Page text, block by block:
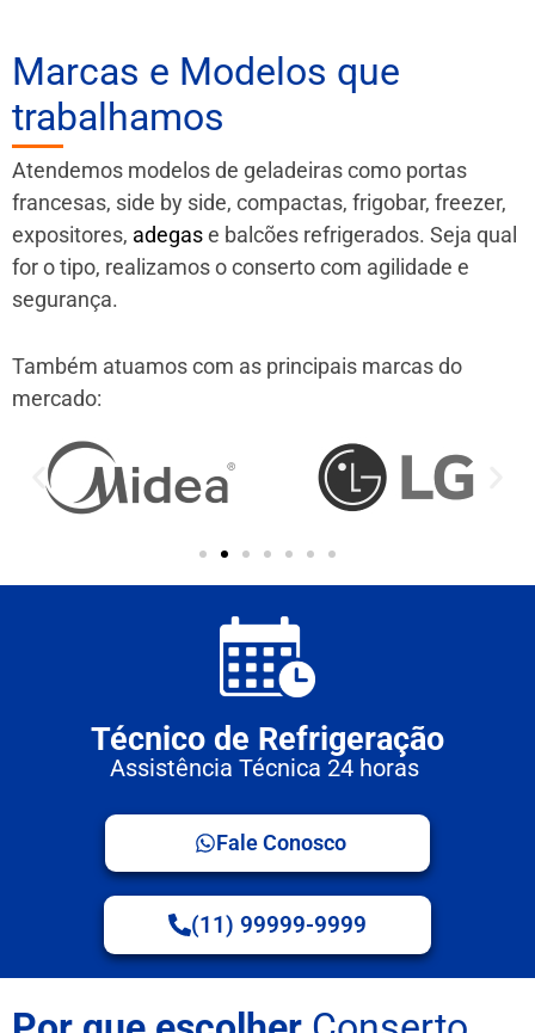
Marcas e Modelos que
trabalhamos
Atendemos modelos de geladeiras como portas
francesas, side by side, compactas, frigobar, freezer,
expositores, adegase balcões refrigerados. Seja qual
for o tipo, realizamos o conserto com agilidade e
segurança.
Também atuamos com as principais marcas do
mercado:
Técnico de Refrigeração
Assistência Técnica 24 horas
Fale Conosco
(11) 99999-9999